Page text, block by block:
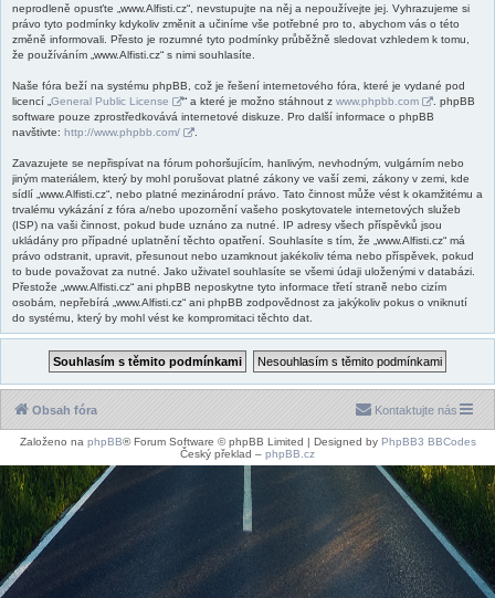
neprodleně opusťte „www.Alfisti.cz“, nevstupujte na něj a nepoužívejte jej. Vyhrazujeme si
právo tyto podmínky kdykoliv změnit a učiníme vše potřebné pro to, abychom vás o této
změně informovali. Přesto je rozumné tyto podmínky průběžně sledovat vzhledem k tomu,
že používáním „www.Alfisti.cz“ s nimi souhlasíte.
Naše fóra beží na systému phpBB, což je řešení internetového fóra, které je vydané pod
licencí „ General Public License “ a které je možno stáhnout z www.phpbb.com
. phpBB
software pouze zprostředkovává internetové diskuze. Pro další informace o phpBB
navštivte: http://www.phpbb.com/
Zavazujete se nepřispívat na fórum pohoršujícím, hanlivým, nevhodným, vulgárním nebo
jiným materiálem, který by mohl porušovat platné zákony ve vaší zemi, zákony v zemi, kde
sídlí „www.Alfisti.cz“, nebo platné mezinárodní právo. Tato činnost může vést k okamžitému a
trvalému vykázání z fóra a/nebo upozornění vašeho poskytovatele internetových služeb
(ISP) na vaši činnost, pokud bude uznáno za nutné. IP adresy všech příspěvků jsou
ukládány pro případné uplatnění těchto opatření. Souhlasíte s tím, že „www.Alfisti.cz“ má
právo odstranit, upravit, přesunout nebo uzamknout jakékoliv téma nebo příspěvek, pokud
to bude považovat za nutné. Jako uživatel souhlasíte se všemi údaji uloženými v databázi.
Přestože „www.Alfisti.cz“ ani phpBB neposkytne tyto informace třetí straně nebo cizím
osobám, nepřebírá „www.Alfisti.cz“ ani phpBB zodpovědnost za jakýkoliv pokus o vniknutí
do systému, který by mohl vést ke kompromitaci těchto dat.
Obsah fóra Kontaktujte nás
Založeno na phpBB® Forum Software © phpBB Limited | Designed by PhpBB3 BBCodes
Český překlad – phpBB.cz